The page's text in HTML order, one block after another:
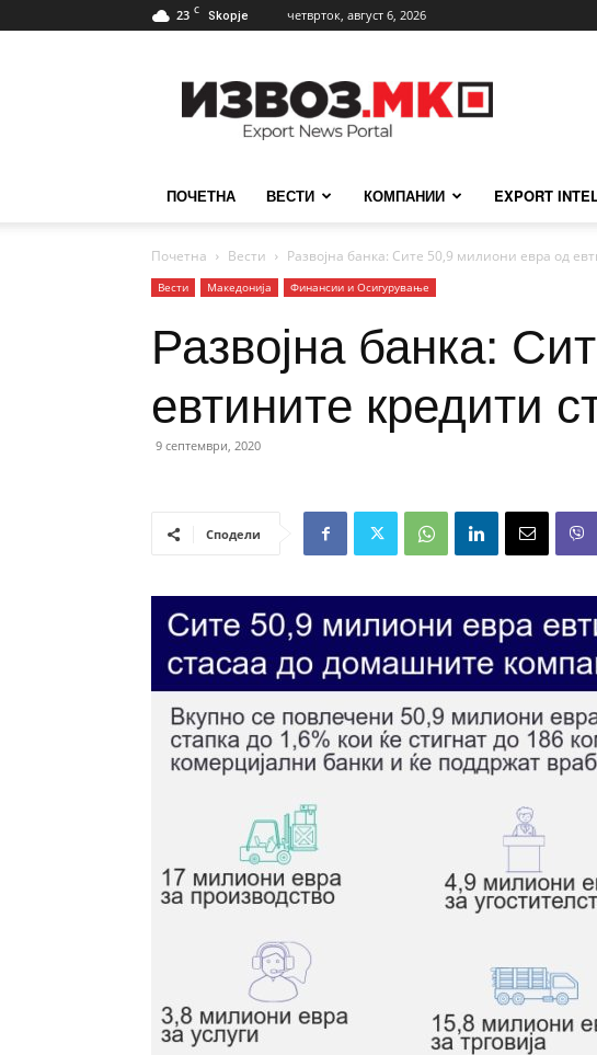
23 C Skopje четврток, август 6, 2026
ПОЧЕТНА ВЕСТИ КОМПАНИИ EXPORT
Почетна Вести Развојна банка: Сите 50,9 милиони евра од
Вести Македонија Финансии и Осигурување
Развојна банка:
евтините кредити
9 септември, 2020
Сподели